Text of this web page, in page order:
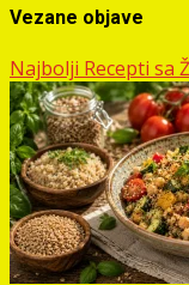
Vezane objave
Najbolji Recepti sa